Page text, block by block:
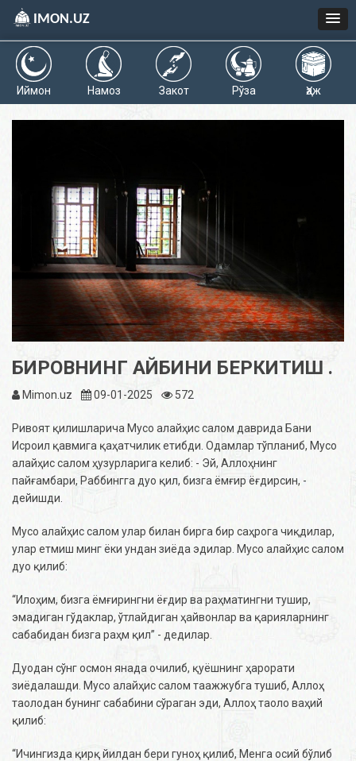
IMON.UZ
Иймон Намоз Закот Рўза Ҳаж
БИРОВНИНГ АЙБИНИ БЕРКИТИШ .
Mimon.uz 09-01-2025 572
Ривоят қилишларича Мусо алайҳис салом даврида Бани
Исроил қавмига қаҳатчилик етибди. Одамлар тўпланиб, Мусо
алайҳис салом ҳузурларига келиб: - Эй, Аллоҳнинг
пайғамбари, Раббингга дуо қил, бизга ёмғир ёғдирсин, -
дейишди.
Мусо алайҳис салом улар билан бирга бир саҳрога чиқдилар,
улар етмиш минг ёки ундан зиёда эдилар. Мусо алайҳис салом
дуо қилиб:
“Илоҳим, бизга ёмғирингни ёғдир ва раҳматингни тушир,
эмадиган гўдаклар, ўтлайдиган ҳайвонлар ва қарияларнинг
сабабидан бизга раҳм қил” - дедилар.
Дуодан сўнг осмон янада очилиб, қуёшнинг ҳарорати
зиёдалашди. Мусо алайҳис салом таажжубга тушиб, Аллоҳ
таолодан бунинг сабабини сўраган эди, Аллоҳ таоло ваҳий
қилиб:
“Ичингизда қирқ йилдан бери гуноҳ қилиб, Менга осий бўлиб